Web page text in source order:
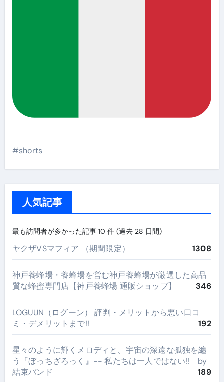
#shorts
人気記事
最も訪問者が多かった記事 10 件 (過去 28 日間)
ヤクザVSマフィア （期間限定） 1308
神戸養蜂場・養蜂場を営む神戸養蜂場が厳選した高品
質な蜂蜜専門店【神戸養蜂場 通販ショップ】
346
LOGUUN（ログーン） 評判・メリットから悪い口コ
ミ・デメリットまで!!
192
星々のように輝くメロディと、宇宙の深遠な孤独を纏
う『ぼっちざろっく』-- 私たちは一人ではない!! by
結束バンド
189